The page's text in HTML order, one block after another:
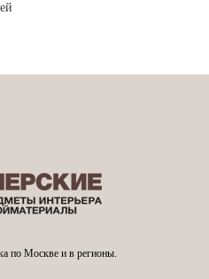
по Москве и в регионы.